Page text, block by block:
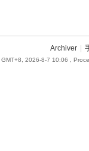
Archiver
GMT+8, 2026-8-7 10:06 ,